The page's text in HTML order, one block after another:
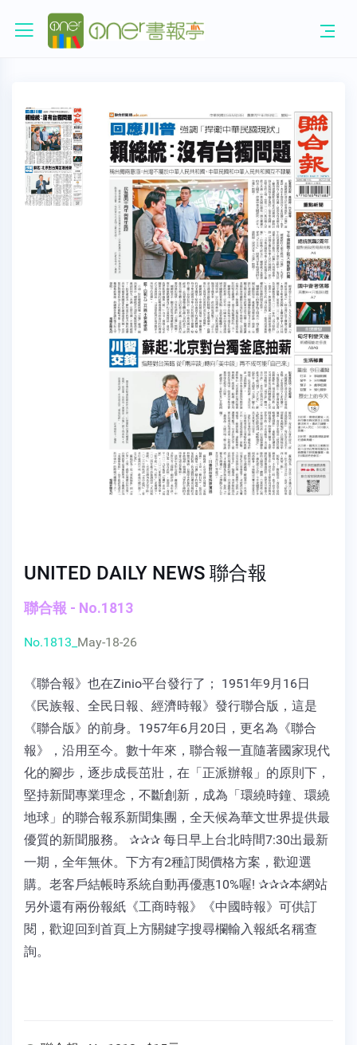
UNITED DAILY NEWS 聯合報
聯合報 - No.1813
No.1813_ May-18-26
《聯合報》也在Zinio平台發行了； 1951年9月16日
《民族報、全民日報、經濟時報》發行聯合版，這是
《聯合版》的前身。1957年6月20日，更名為《聯合
報》，沿用至今。數十年來，聯合報一直隨著國家現代
化的腳步，逐步成長茁壯，在「正派辦報」的原則下，
堅持新聞專業理念，不斷創新，成為「環繞時鐘、環繞
地球」的聯合報系新聞集團，全天候為華文世界提供最
優質的新聞服務。 ✰✰✰ 每日早上台北時間7:30出最新
一期，全年無休。下方有2種訂閱價格方案，歡迎選
購。老客戶結帳時系統自動再優惠10%喔! ✰✰✰本網站
另外還有兩份報紙《工商時報》《中國時報》可供訂
閱，歡迎回到首頁上方關鍵字搜尋欄輸入報紙名稱查
詢。